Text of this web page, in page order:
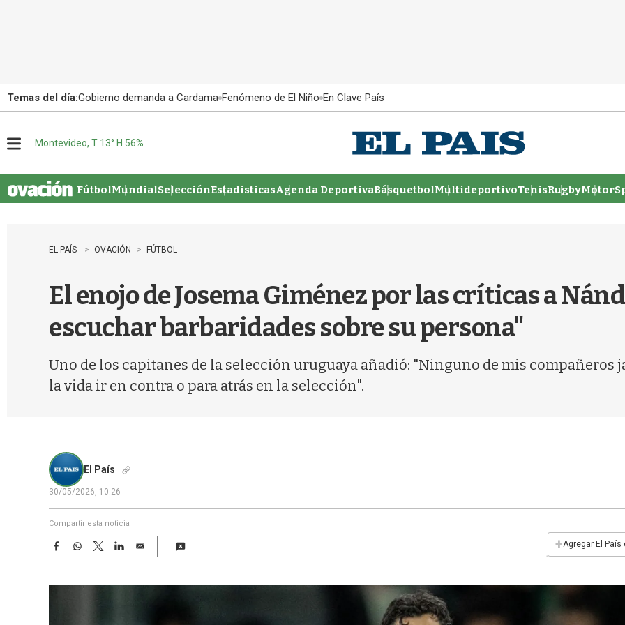
Temas del día:Gobierno demanda a Cardama Fenómeno de El Niño En Clave País
u
Montevideo, T 13° H 56%
FútbolMundialSelecciónEstadisticasAgenda DeportivaBásquetbolMultideportivoTenisRugby
EL PAÍS OVACIÓN FÚTBOL
El enojo de Josema Giménez por las críticas a
escuchar barbaridades sobre su persona"
Uno de los capitanes de la selección uruguaya añadió: "Ninguno de mis compañeros
la vida ir en contra o para atrás en la selección".
El País
30/05/2026, 10:26
Compartir esta noticia
F
e
W
t
T
w
t
L
k
E
i
+Agregar El País